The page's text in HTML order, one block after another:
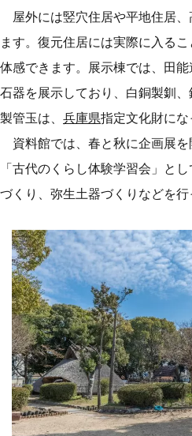
屋外には竪穴住居や平地住居
ます。復元住居には実際に入る
体感できます。展示棟では、田
石器を展示しており、白銅製釧
製管玉は、 兵庫県指定文化財にな
資料館では、春と秋に企画展を
「古代のくらし体験学習会」と
づくり、弥生土器づくりなどを行